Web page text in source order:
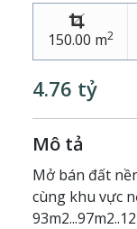
150.00 m2
4.76 tỷ
Mô tả
Mở bán đất
cùng khu vực